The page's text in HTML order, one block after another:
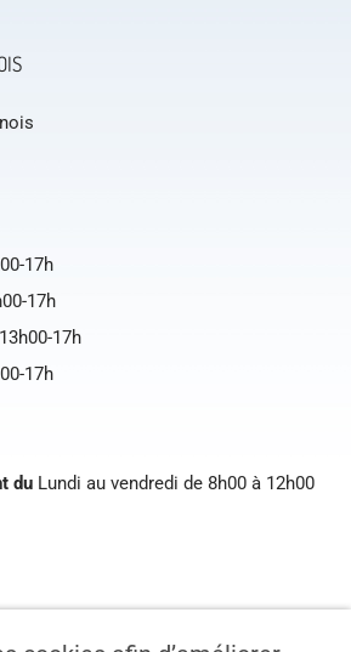
17h
17h
17h
17h
du Lundi au vendredi de 8h00 à 12h00